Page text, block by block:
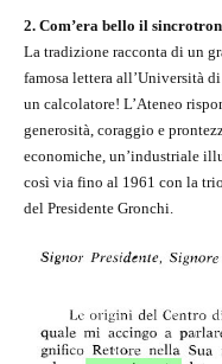
2. Com’era bello il
La tradizione racconta di un
famosa lettera all’Università
un calcolatore! L’Ateneo
generosità, coraggio e
economiche, un’industriale
così via fino al 1961 con la
del Presidente Gronchi.